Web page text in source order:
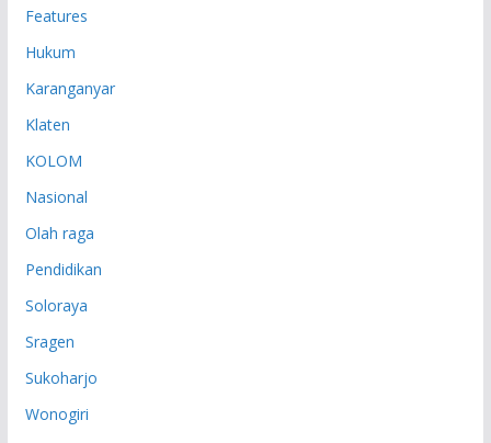
Features
Hukum
Karanganyar
Klaten
KOLOM
Nasional
Olah raga
Pendidikan
Soloraya
Sragen
Sukoharjo
Wonogiri